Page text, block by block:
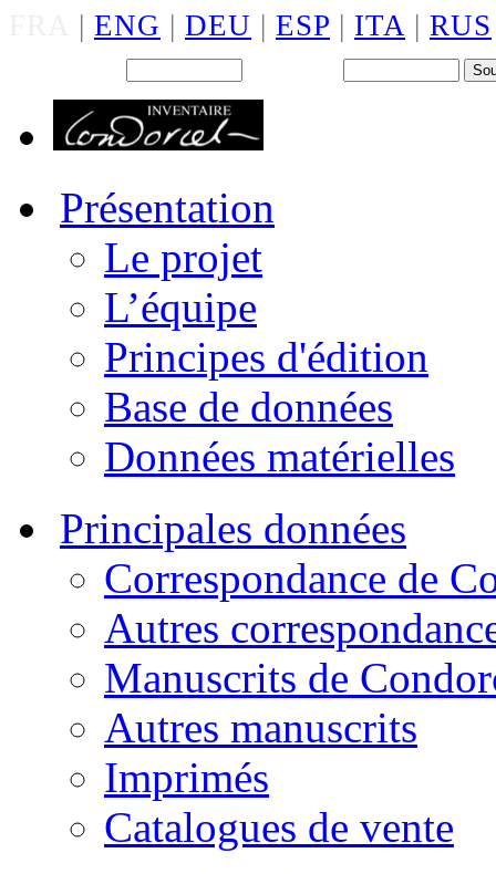
| ENG | DEU | ESP | ITA | RUS
Présentation
Le projet
L’équipe
Principes d'édition
Base de données
Données matérielles
Principales données
Correspondance de
Autres
Manuscrits de
Autres manuscrits
Imprimés
Catalogues de vente